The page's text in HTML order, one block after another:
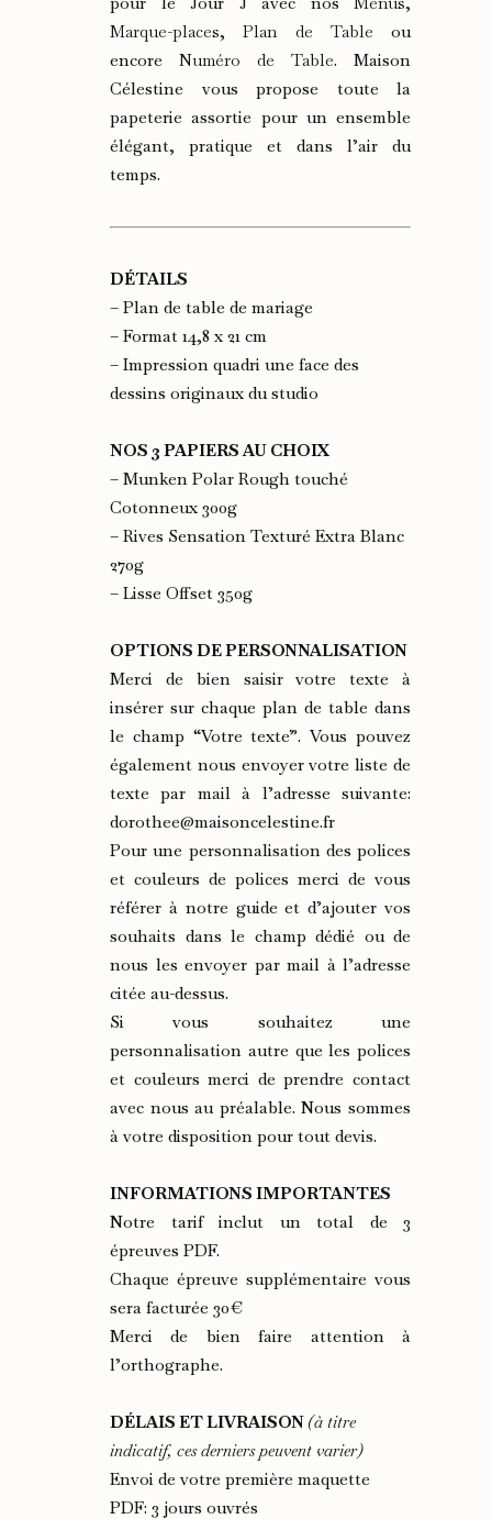
Marque-places,Plan de Table ou
encore Numéro de Table. Maison
Célestine vous propose toute la
papeterie assortie pour un ensemble
élégant, pratique et dans l’air du
temps.
DÉTAILS
– Plan de table de mariage
– Format 14,8 x 21 cm
– Impression quadri une face des
dessins originaux du studio
NOS 3 PAPIERS AU CHOIX
– Munken Polar Rough touché
Cotonneux 300g
– Rives Sensation Texturé Extra Blanc
270g
– Lisse Offset 350g
OPTIONS DE PERSONNALISATION
Merci de bien saisir votre texte à
insérer sur chaque plan de table dans
le champ “Votre texte”. Vous pouvez
également nous envoyer votre liste de
texte par mail à l’adresse suivante:
dorothee@maisoncelestine.fr
Pour une personnalisation des polices
et couleurs de polices merci de vous
référer à notre guide et d’ajouter vos
souhaits dans le champ dédié ou de
nous les envoyer par mail à l’adresse
citée au-dessus.
Si vous souhaitez une
personnalisation autre que les polices
et couleurs merci de prendre contact
avec nous au préalable. Nous sommes
à votre disposition pour tout devis.
INFORMATIONS IMPORTANTES
Notre tarif inclut un total de 3
épreuves PDF.
Chaque épreuve supplémentaire vous
sera facturée 30€
Merci de bien faire attention à
l’orthographe.
DÉLAIS ET LIVRAISON (à titre
indicatif, ces derniers peuvent varier)
Envoi de votre première maquette
PDF: 3 jours ouvrés